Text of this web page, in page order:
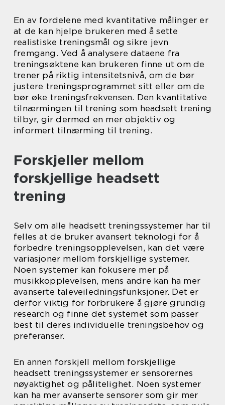
En av fordelene med kvantitative målinger er
at de kan hjelpe brukeren med å sette
realistiske treningsmål og sikre jevn
fremgang. Ved å analysere dataene fra
treningsøktene kan brukeren finne ut om de
trener på riktig intensitetsnivå, om de bør
justere treningsprogrammet sitt eller om de
bør øke treningsfrekvensen. Den kvantitative
tilnærmingen til trening som headsett trening
tilbyr, gir dermed en mer objektiv og
informert tilnærming til trening.
Forskjeller mellom
forskjellige headsett
trening
Selv om alle headsett treningssystemer har til
felles at de bruker avansert teknologi for å
forbedre treningsopplevelsen, kan det være
variasjoner mellom forskjellige systemer.
Noen systemer kan fokusere mer på
musikkopplevelsen, mens andre kan ha mer
avanserte taleveiledningsfunksjoner. Det er
derfor viktig for forbrukere å gjøre grundig
research og finne det systemet som passer
best til deres individuelle treningsbehov og
preferanser.
En annen forskjell mellom forskjellige
headsett treningssystemer er sensorernes
nøyaktighet og pålitelighet. Noen systemer
kan ha mer avanserte sensorer som gir mer